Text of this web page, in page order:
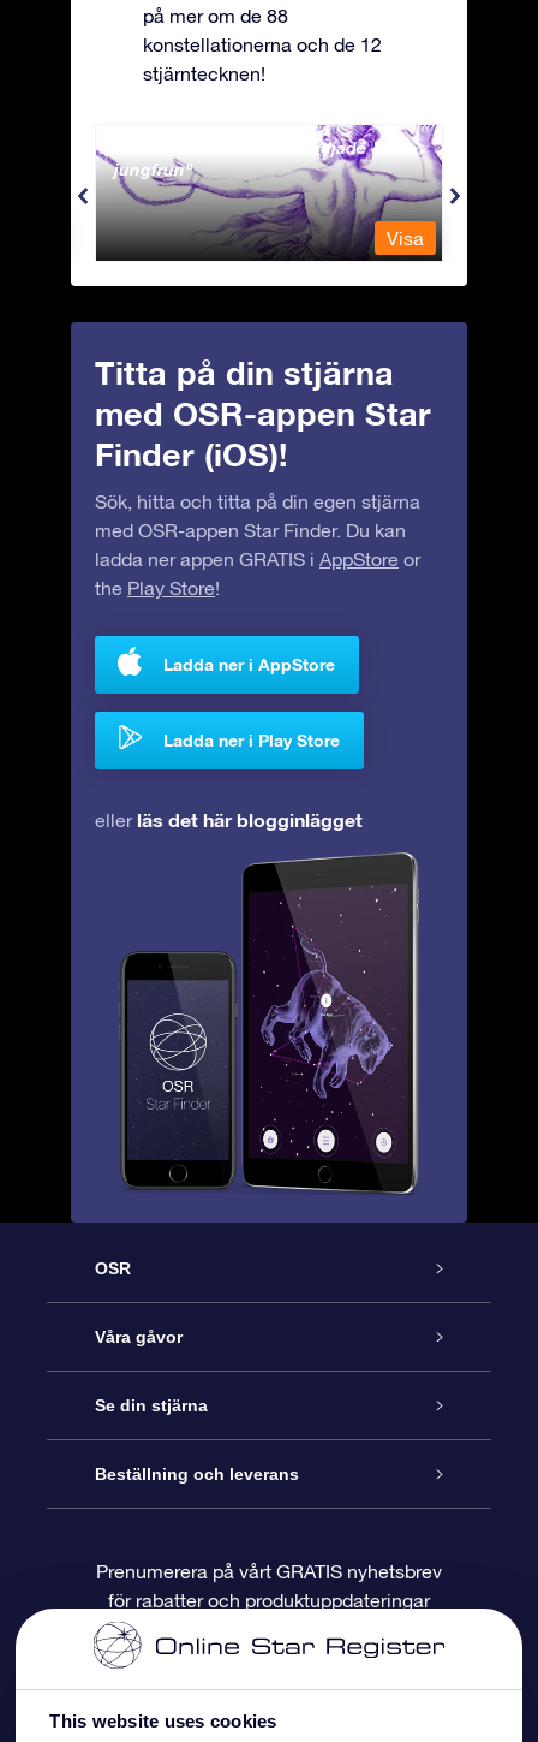
This website uses cookies
på mer om de 88
konstellationerna och de 12
stjärntecknen!
Andromeda - Den fastkedjade
jungfrun
Visa
Titta på din stjärna
med OSR-appen Star
Finder (iOS)!
Sök, hitta och titta på din egen stjärna
med OSR-appen Star Finder. Du kan
ladda ner appen GRATIS i AppStore or
the Play Store!
Ladda ner i AppStore
Ladda ner i Play Store
eller läs det här blogginlägget
OSR
Kundtjänst
Kontakta oss
Blogg
Recensioner
Våra gåvor
Online-Stjärngåva
OSR Gåvopaket
OSR Presentkort
Företagspresenter
Se din stjärna
Stjärnregiste
Personlig Stjärnsida
One Million Stars
Beställning och leverans
Betalningsinformation
Prenumerera på vårt GRATIS nyhetsbrev
för rabatter och produktuppdateringar